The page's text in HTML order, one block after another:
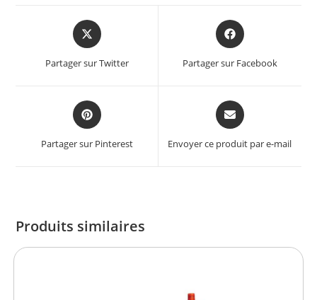
Partager sur Twitter Partager sur Facebook
Partager sur Pinterest Envoyer ce produit par e-mail
Produits similaires